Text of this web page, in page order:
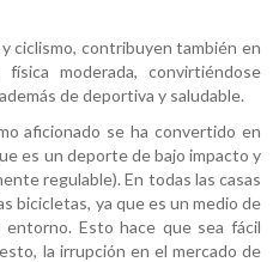
ciclismo, contribuyen también en
moderada, convirtiéndose
de deportiva y saludable.
aficionado se ha convertido en
es un deporte de bajo impacto y
regulable). En todas las casas
bicicletas, ya que es un medio de
Esto hace que sea fácil
la irrupción en el mercado de